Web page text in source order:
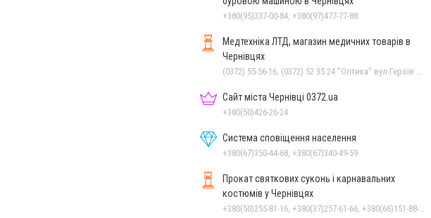
+380(95)337-00-84, +380(97)477-77-88
Медтехніка ЛТД, магазин медичних товарів в
Чернівцях
Сайт міста Чернівці 0372.ua
+380(50)426-26-24
Система сповіщення населення
+380(67)350-44-68, +380(67)340-49-59
Прокат святкових суконь і карнавальних
костюмів у Чернівцях